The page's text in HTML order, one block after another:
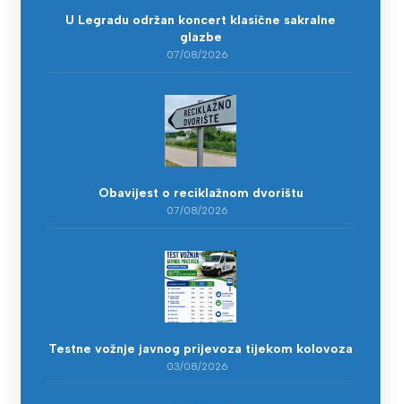
U Legradu održan koncert klasične sakralne
glazbe
07/08/2026
Obavijest o reciklažnom dvorištu
07/08/2026
Testne vožnje javnog prijevoza tijekom kolovoza
03/08/2026